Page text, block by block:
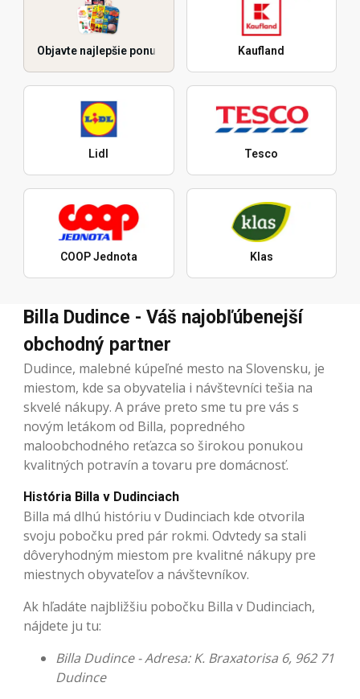
Objavte najlepšie ponuky Kaufland
Lidl Tesco
COOP Jednota Klas
Billa Dudince - Váš najobľúbenejší
obchodný partner
Dudince, malebné kúpeľné mesto na Slovensku, je
miestom, kde sa obyvatelia i návštevníci tešia na
skvelé nákupy. A práve preto sme tu pre vás s
novým letákom od Billa, popredného
maloobchodného reťazca so širokou ponukou
kvalitných potravín a tovaru pre domácnosť.
História Billa v Dudinciach
Billa má dlhú históriu v Dudinciach kde otvorila
svoju pobočku pred pár rokmi. Odvtedy sa stali
dôveryhodným miestom pre kvalitné nákupy pre
miestnych obyvateľov a návštevníkov.
Ak hľadáte najbližšiu pobočku Billa v Dudinciach,
nájdete ju tu:
Billa Dudince - Adresa: K. Braxatorisa 6, 962 71
Dudince